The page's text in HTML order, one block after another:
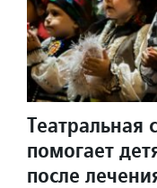
Театральная
помогает
после